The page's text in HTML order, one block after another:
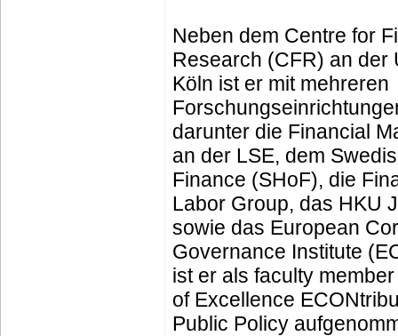
Neben dem Centre for
Research (CFR) an der
Köln ist er mit mehreren
darunter die Financial
an der LSE, dem
Finance (SHoF), die
Labor Group, das HKU
sowie das European
Governance Institute
ist er als faculty
of Excellence
Public Policy